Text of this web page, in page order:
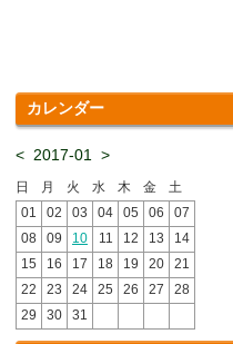
カレンダー
< 2017-01 >
日 月 火 水 木 金
土
01
02 03 04 05 06
07
08
09 10 11 12 13
14
15
16 17 18 19 20
21
22
23 24 25 26 27
28
29
30 31